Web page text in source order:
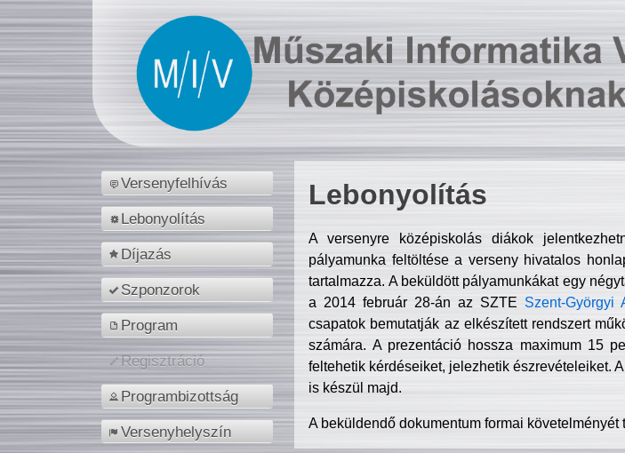
Versenyfelhívás
Lebonyolítás
Díjazás
Szponzorok
Program
Regisztráció
Programbizottság
Versenyhelyszín
Lebonyolítás
A versenyre középiskolás diákok
pályamunka feltöltése a verseny hivatalos
tartalmazza. A beküldött pályamunkákat egy
a 2014 február 28-án az SZTE Szent-Györgyi
csapatok bemutatják az elkészített rendszert
számára. A prezentáció hossza maximum 15
feltehetik kérdéseiket, jelezhetik észrevételeiket.
is készül majd.
A beküldendő dokumentum formai